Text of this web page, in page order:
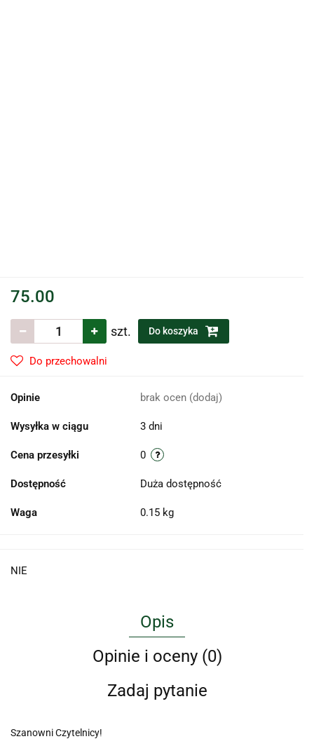
75.00
szt. Do koszyka
Do przechowalni
Opinie brak ocen (dodaj)
Wysyłka w ciągu 3 dni
Cena przesyłki 0
Dostępność Duża dostępność
Waga 0.15 kg
NIE
Opis
Opinie i oceny (0)
Zadaj pytanie
Szanowni Czytelnicy!